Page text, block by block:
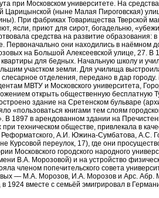
при Московском университете. На
Царицынской (ныне Малая Пироговская)
При фабриках Товарищества Тверской
ясли, приют для сирот, богадельню,
средства на развитие образования:
Первоначально они находились в наёмном
на Большой Алексеевской улице, 27. В
для бедных. Начальную школу и
участком земли. Для училища
отделения, передано в дар
МВТУ и Московского университета,
открыть общественную бесплатную
здание на Сретенском бульваре
«пользоваться книгами тем слоям
1897 в арендованном здании на
техническом обществе, привлекала в
А.И. Южина-Сумбатова, А.С.
Курсовой переулок, 17), где они
Московского городского народного
В.А. Морозовой) и на устройство
членом попечительского совета
— М.А. Морозов, И.А. Морозов и Арс.
вместе с семьёй эмигрировал в